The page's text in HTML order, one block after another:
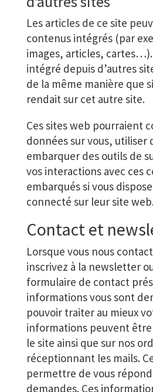
Les articles de ce site
contenus intégrés (par
images, articles,
intégré depuis d’autres
de la même manière que
rendait sur cet autre site.
Ces sites web pourraient
données sur vous, utiliser
embarquer des outils de
vos interactions avec ces
embarqués si vous
connecté sur leur site
Contact et
Lorsque vous nous
inscrivez à la newsletter
formulaire de contact
informations vous sont
pouvoir traiter au mieux
informations peuvent
le site ainsi que sur nos
réceptionnant les mails.
permettre de vous
demandes. Ces